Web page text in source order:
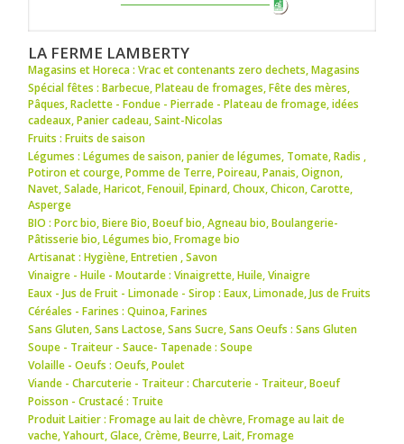
LA FERME LAMBERTY
Magasins et Horeca : Vrac et contenants zero dechets,Magasins
Spécial fêtes : Barbecue,Plateau de fromages,Fête des mères,
Pâques,Raclette - Fondue - Pierrade - Plateau de fromage,idées
cadeaux,Panier cadeau,Saint-Nicolas
Fruits : Fruits de saison
Légumes : Légumes de saison,panier de légumes, Tomate,Radis ,
Potiron et courge,Pomme de Terre,Poireau,Panais,Oignon,
Navet,Salade,Haricot,Fenouil,Epinard,Choux,Chicon,Carotte,
Asperge
BIO : Porc bio,Biere Bio,Boeuf bio,Agneau bio,Boulangerie-
Pâtisserie bio,Légumes bio,Fromage bio
Artisanat : Hygiène,Entretien ,Savon
Vinaigre - Huile - Moutarde : Vinaigrette,Huile,Vinaigre
Eaux - Jus de Fruit - Limonade - Sirop : Eaux,Limonade,Jus de Fruits
Céréales - Farines : Quinoa,Farines
Sans Gluten, Sans Lactose, Sans Sucre, Sans Oeufs : Sans Gluten
Soupe - Traiteur - Sauce- Tapenade : Soupe
Volaille - Oeufs : Oeufs,Poulet
Viande - Charcuterie - Traiteur : Charcuterie - Traiteur,Boeuf
Poisson - Crustacé : Truite
Produit Laitier : Fromage au lait de chèvre,Fromage au lait de
vache,Yahourt,Glace,Crème,Beurre,Lait,Fromage